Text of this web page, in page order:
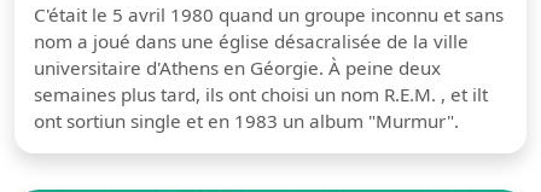
C'était le 5 avril 1980 quand un groupe inconnu et sans
nom a joué dans une église désacralisée de la ville
universitaire d'Athens en Géorgie. À peine deux
semaines plus tard, ils ont choisi un nom R.E.M. , et ilt
ont sortiun single et en 1983 un album "Murmur".